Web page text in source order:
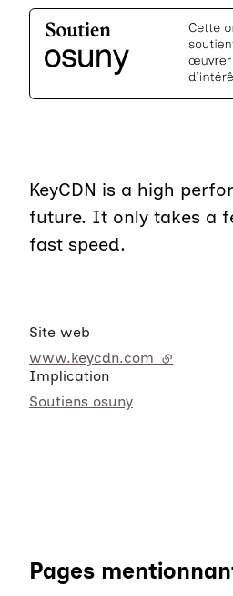
KeyCDN is a high
future. It only takes a
fast speed.
Implication
Soutiens osuny
Site web
www.keycdn.com - lien
Pages